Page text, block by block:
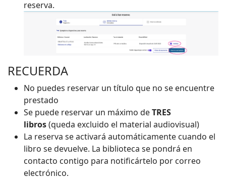
reserva.
RECUERDA
No puedes reservar un título que no se encuentre
prestado
Se puede reservar un máximo deTRES
libros(queda excluido el material audiovisual)
La reserva se activará automáticamente cuando el
libro se devuelve. La biblioteca se pondrá en
contacto contigo para notificártelo por correo
electrónico.